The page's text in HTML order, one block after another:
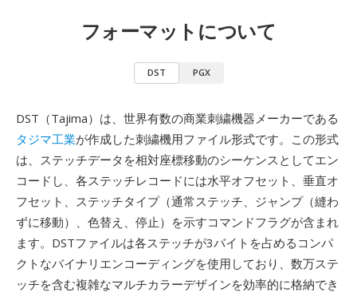
フォーマットについて
DST PGX
DST（Tajima）は、世界有数の商業刺繍機器メーカーである
タジマ工業が作成した刺繍機用ファイル形式です。この形式
は、ステッチデータを相対座標移動のシーケンスとしてエン
コードし、各ステッチレコードには水平オフセット、垂直オ
フセット、ステッチタイプ（通常ステッチ、ジャンプ（縫わ
ずに移動）、色替え、停止）を示すコマンドフラグが含まれ
ます。DSTファイルは各ステッチが3バイトを占めるコンパ
クトなバイナリエンコーディングを使用しており、数万ステ
ッチを含む複雑なマルチカラーデザインを効率的に格納でき